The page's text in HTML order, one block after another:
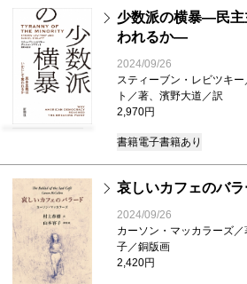
少数派の横暴―民主
われるか―
2024/09/26
スティーブン・レビツキ
ト／著、濱野大道／訳
2,970円
書籍電子書籍あり
哀しいカフェのバラ
2024/09/26
カーソン・マッカラーズ
子／銅版画
2,420円